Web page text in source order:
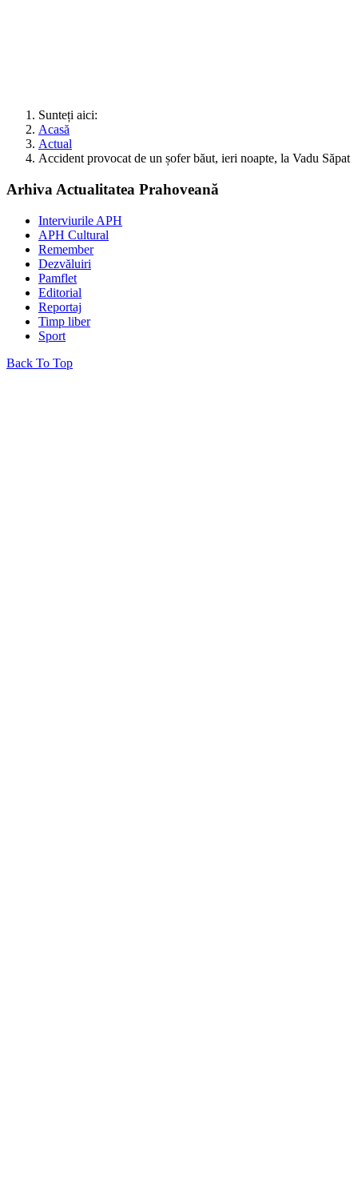
Sunteți aici:
Acasă
Actual
Accident provocat de un șofer băut, ieri noapte, la Vadu Săpat
Arhiva Actualitatea Prahoveană
Interviurile APH
APH Cultural
Remember
Dezvăluiri
Pamflet
Editorial
Reportaj
Timp liber
Sport
Back To Top